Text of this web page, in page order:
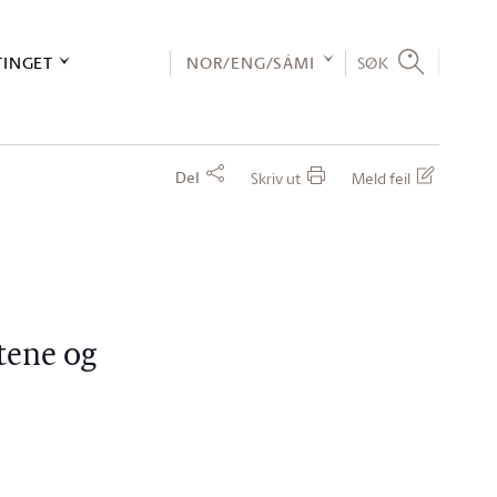
NOR/ENG/SÁMI SØK
Del Skriv ut Meld feil
og